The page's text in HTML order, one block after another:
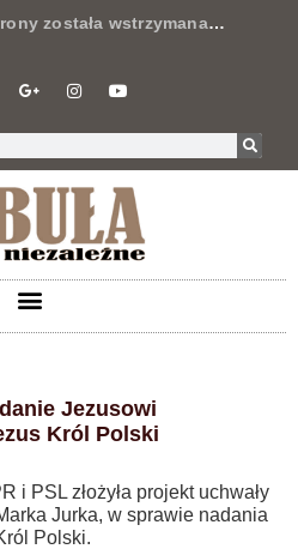
wstrzymana…
Jezusowi
Król Polski
i PSL złożyła projekt uchwały
Jurka, w sprawie nadania
Polski.